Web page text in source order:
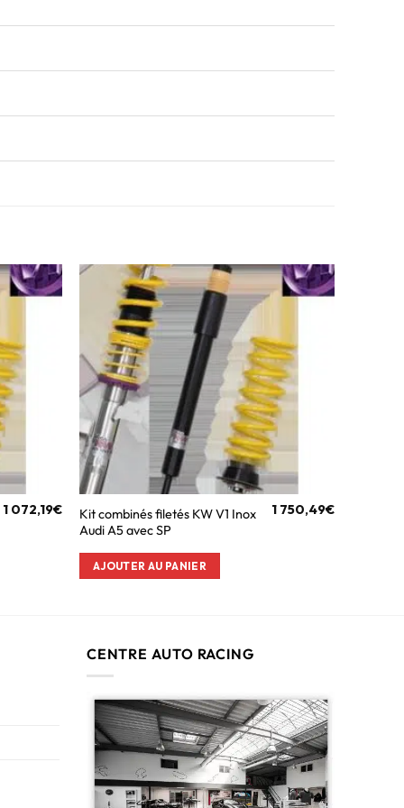
1 072,19€
Kit combinés filetés KW V1 Inox
Audi A5 avec SP
1 750,49€
AJOUTER AU PANIER
CENTRE AUTO RACING